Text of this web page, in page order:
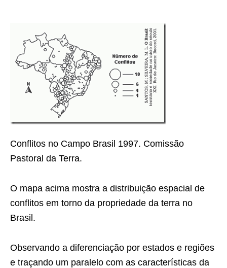
Conﬂitos no Campo Brasil 1997. Comissão
Pastoral da Terra.
O mapa acima mostra a distribuição espacial de
conﬂitos em torno da propriedade da terra no
Brasil.
Observando a diferenciação por estados e regiões
e traçando um paralelo com as características da